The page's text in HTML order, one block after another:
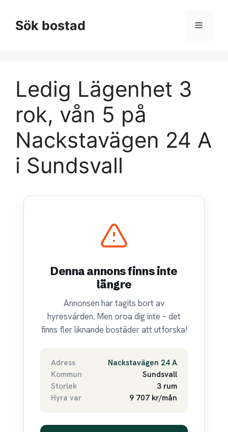
innehållSök bostad Meny
Ledig Lägenhet 3
rok, vån 5 på
Nackstavägen 24 A
i Sundsvall
Denna annons finns inte
längre
Annonsen har tagits bort av
hyresvärden. Men oroa dig inte – det
finns fler liknande bostäder att utforska!
Adress
Nackstavägen 24 A
Kommun
Sundsvall
Storlek
3 rum
Hyra var
9 707 kr/mån